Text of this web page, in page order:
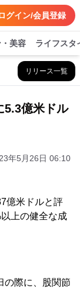
グイン/会員登録
美容 ライフスタ
リリース一覧
5.3億米ドル
年5月26日 06:10
億米ドルと評
上の健全な成
の際に、股関節